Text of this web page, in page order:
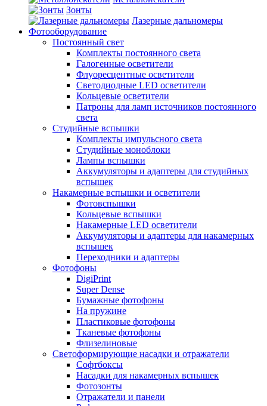
Зонты
Лазерные дальномеры
Фотооборудование
Постоянный свет
Комплекты постоянного света
Галогенные осветители
Флуоресцентные осветители
Светодиодные LED осветители
Кольцевые осветители
Патроны для ламп источников постоянного
света
Студийные вспышки
Комплекты импульсного света
Студийные моноблоки
Лампы вспышки
Аккумуляторы и адаптеры для студийных
вспышек
Накамерные вспышки и осветители
Фотовспышки
Кольцевые вспышки
Накамерные LED осветители
Аккумуляторы и адаптеры для накамерных
вспышек
Переходники и адаптеры
Фотофоны
DigiPrint
Super Dense
Бумажные фотофоны
На пружине
Пластиковые фотофоны
Тканевые фотофоны
Флизелиновые
Светоформирующие насадки и отражатели
Софтбоксы
Насадки для накамерных вспышек
Фотозонты
Отражатели и панели